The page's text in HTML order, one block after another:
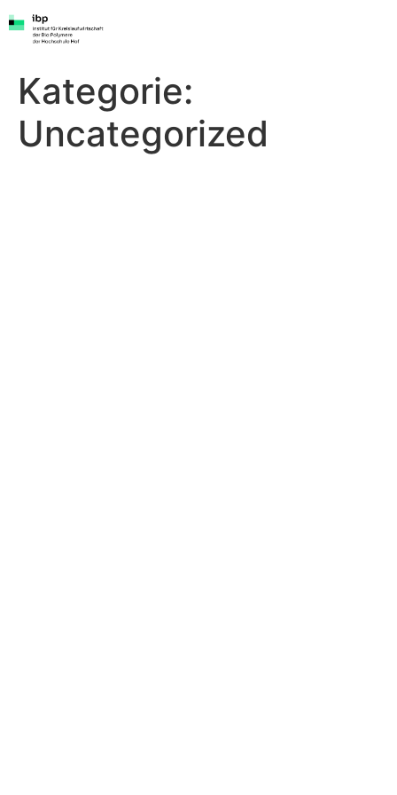
Zum
Inhalt
Kategorie:
Uncategorized